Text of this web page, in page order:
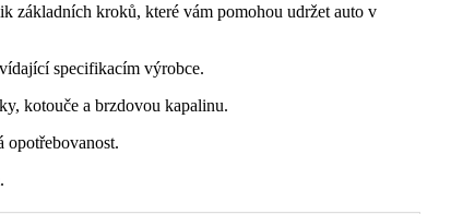
základních kroků, které vám pomohou udržet auto v
specifikacím výrobce.
kotouče a brzdovou kapalinu.
opotřebovanost.